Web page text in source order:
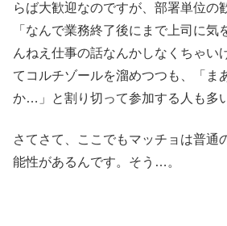
らば大歓迎なのですが、部署単位の
「なんで業務終了後にまで上司に気
んねえ仕事の話なんかしなくちゃ
てコルチゾールを溜めつつも、「ま
か…」と割り切って参加する人も多
さてさて、ここでもマッチョは普通
能性があるんです。そう…。